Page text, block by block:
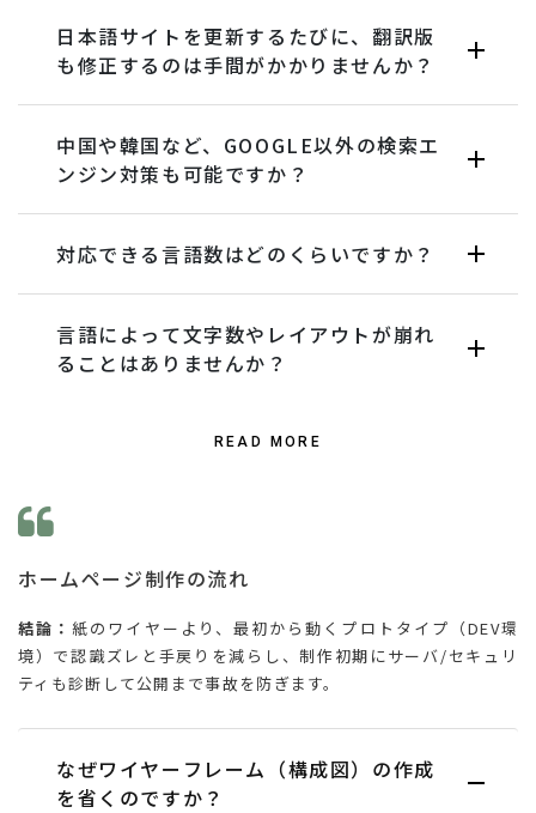
日本語サイトを更新するたびに、翻訳版
も修正するのは手間がかかりませんか？
中国や韓国など、GOOGLE以外の検索エ
ンジン対策も可能ですか？
対応できる言語数はどのくらいですか？
言語によって文字数やレイアウトが崩れ
ることはありませんか？
READ MORE
ホームページ制作の流れ
結論：紙のワイヤーより、最初から動くプロトタイプ（DEV環
境）で認識ズレと手戻りを減らし、制作初期にサーバ/セキュリ
ティも診断して公開まで事故を防ぎます。
なぜワイヤーフレーム（構成図）の作成
を省くのですか？